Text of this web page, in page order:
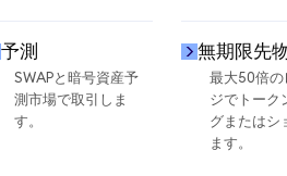
予測
SWAPと暗号資産予
測市場で取引しま
す。
無期限先
最大50倍の
ジでトーク
グまたはシ
ます。